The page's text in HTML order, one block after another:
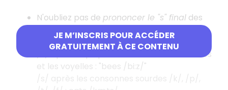
JE M’INSCRIS POUR ACCÉDER
GRATUITEMENT À CE CONTENU
N'oubliez pas de prononcer le "s" final des
pluriels ou des verbes à la 3e personne du
présent. Ce "s" se prononce :
/z/ après la plupart des consonnes sonores
et les voyelles : "bees /bi:z/"